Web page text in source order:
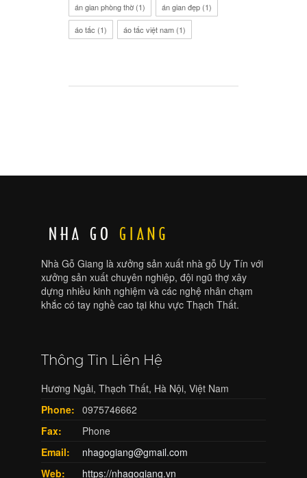
án gian phòng thờ (1) án gian đẹp (1)
áo tấc (1) áo tấc việt nam (1)
Nhà Gỗ Giang là xưởng sản xuất nhà gỗ Uy Tín với
xưởng sản xuất chuyên nghiệp, đội ngũ thợ xây
dựng nhiều kinh nghiệm và các nghệ nhân chạm
khắc có tay nghề cao tại khu vực Thạch Thất.
Thông Tin Liên Hệ
Hương Ngải, Thạch Thất, Hà Nội, Việt Nam
Phone: 0975746662
Fax:
Phone
Email:
nhagogiang@gmail.com
Web:
https://nhagogiang.vn